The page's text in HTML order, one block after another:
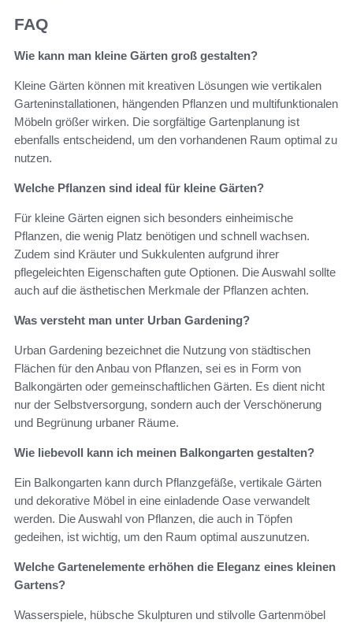
FAQ
Wie kann man kleine Gärten groß gestalten?
Kleine Gärten können mit kreativen Lösungen wie vertikalen
Garteninstallationen, hängenden Pflanzen und multifunktionalen
Möbeln größer wirken. Die sorgfältige Gartenplanung ist
ebenfalls entscheidend, um den vorhandenen Raum optimal zu
nutzen.
Welche Pflanzen sind ideal für kleine Gärten?
Für kleine Gärten eignen sich besonders einheimische
Pflanzen, die wenig Platz benötigen und schnell wachsen.
Zudem sind Kräuter und Sukkulenten aufgrund ihrer
pflegeleichten Eigenschaften gute Optionen. Die Auswahl sollte
auch auf die ästhetischen Merkmale der Pflanzen achten.
Was versteht man unter Urban Gardening?
Urban Gardening bezeichnet die Nutzung von städtischen
Flächen für den Anbau von Pflanzen, sei es in Form von
Balkongärten oder gemeinschaftlichen Gärten. Es dient nicht
nur der Selbstversorgung, sondern auch der Verschönerung
und Begrünung urbaner Räume.
Wie liebevoll kann ich meinen Balkongarten gestalten?
Ein Balkongarten kann durch Pflanzgefäße, vertikale Gärten
und dekorative Möbel in eine einladende Oase verwandelt
werden. Die Auswahl von Pflanzen, die auch in Töpfen
gedeihen, ist wichtig, um den Raum optimal auszunutzen.
Welche Gartenelemente erhöhen die Eleganz eines kleinen
Gartens?
Wasserspiele, hübsche Skulpturen und stilvolle Gartenmöbel